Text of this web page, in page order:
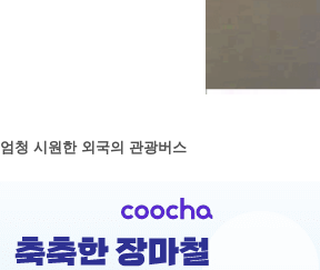
엄청 시원한 외국의 관광버스